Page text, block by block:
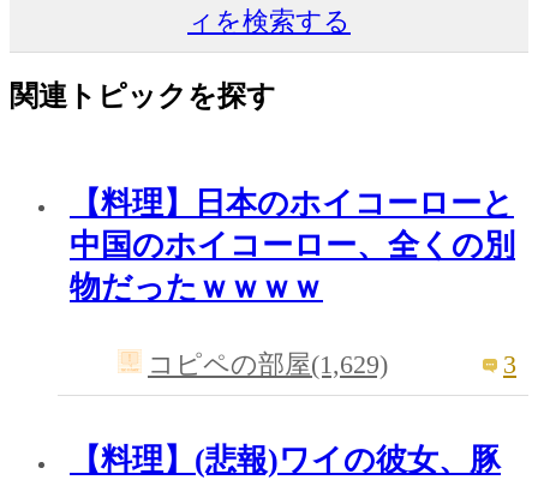
ィを検索する
関連トピックを探す
【料理】日本のホイコーローと
中国のホイコーロー、全くの別
物だったｗｗｗｗ
コピペの部屋(1,629) 3
【料理】(悲報)ワイの彼女、豚